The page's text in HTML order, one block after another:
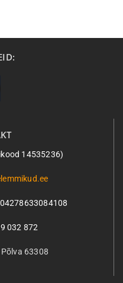
14535236)
032 872
Põlva 63308